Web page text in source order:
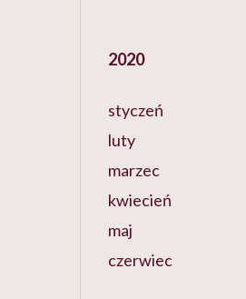
2020
styczeń
luty
marzec
kwiecień
maj
czerwiec